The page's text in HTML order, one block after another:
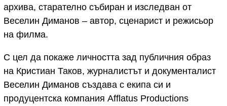
архива, старателно събиран и изследван от
Веселин Диманов – автор, сценарист и режисьор
на филма.
С цел да покаже личността зад публичния образ
на Кристиан Таков, журналистът и документалист
Веселин Диманов създава с екипа си и
продуцентска компания Afflatus Productions